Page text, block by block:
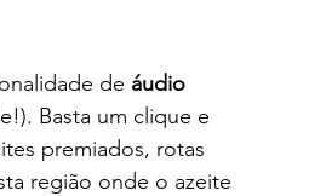
de áudio
Basta um clique e
premiados, rotas
região onde o azeite